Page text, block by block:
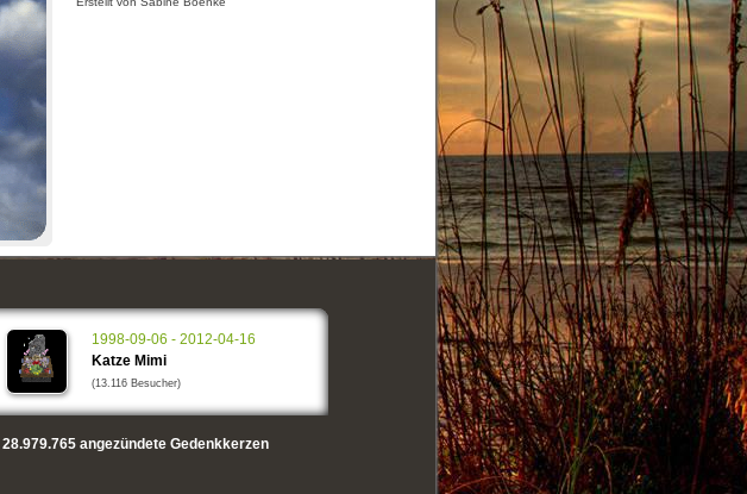
1998-09-06 - 2012-04-16
Katze Mimi
(13.116 Besucher)
28.979.765angezündete Gedenkkerzen